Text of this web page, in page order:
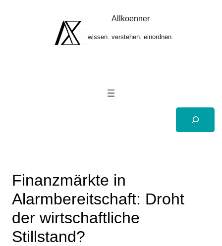
Allkoenner
wissen. verstehen. einordnen.
Suchen
Finanzmärkte in
Alarmbereitschaft: Droht
der wirtschaftliche
Stillstand?